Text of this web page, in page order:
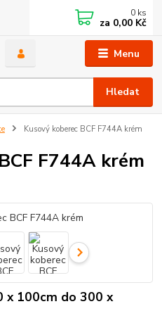
Menu
Hledat
0 ks
za 0,00 Kč
Kusový koberec BCF F744A krém
F744A krém
x 100cm do 300 x